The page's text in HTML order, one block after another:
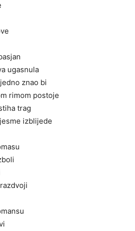
ugasnula
znao bi
rimom postoje
trag
izblijede